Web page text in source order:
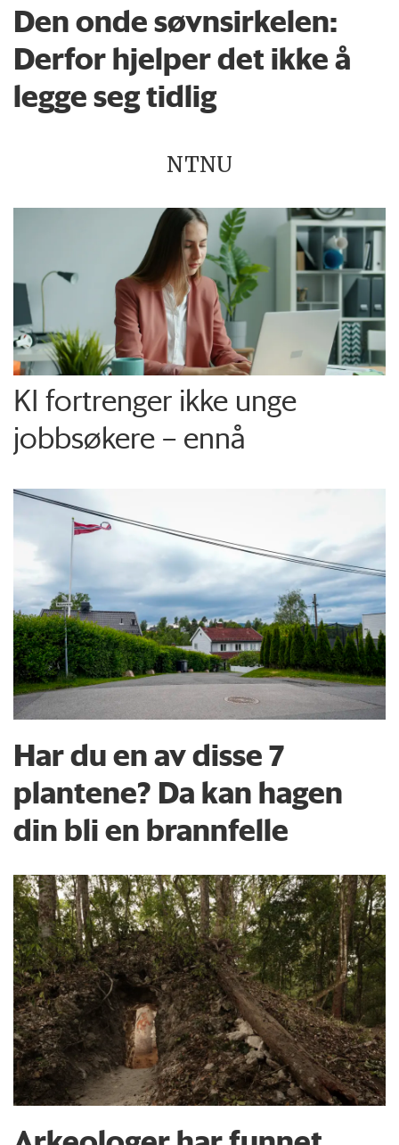
Den onde søvnsirkelen:
Derfor hjelper det ikke å
legge seg tidlig
NTNU
KI fortrenger ikke unge
jobbsøkere – ennå
Har du en av disse 7
plantene? Da kan hagen
din bli en brannfelle